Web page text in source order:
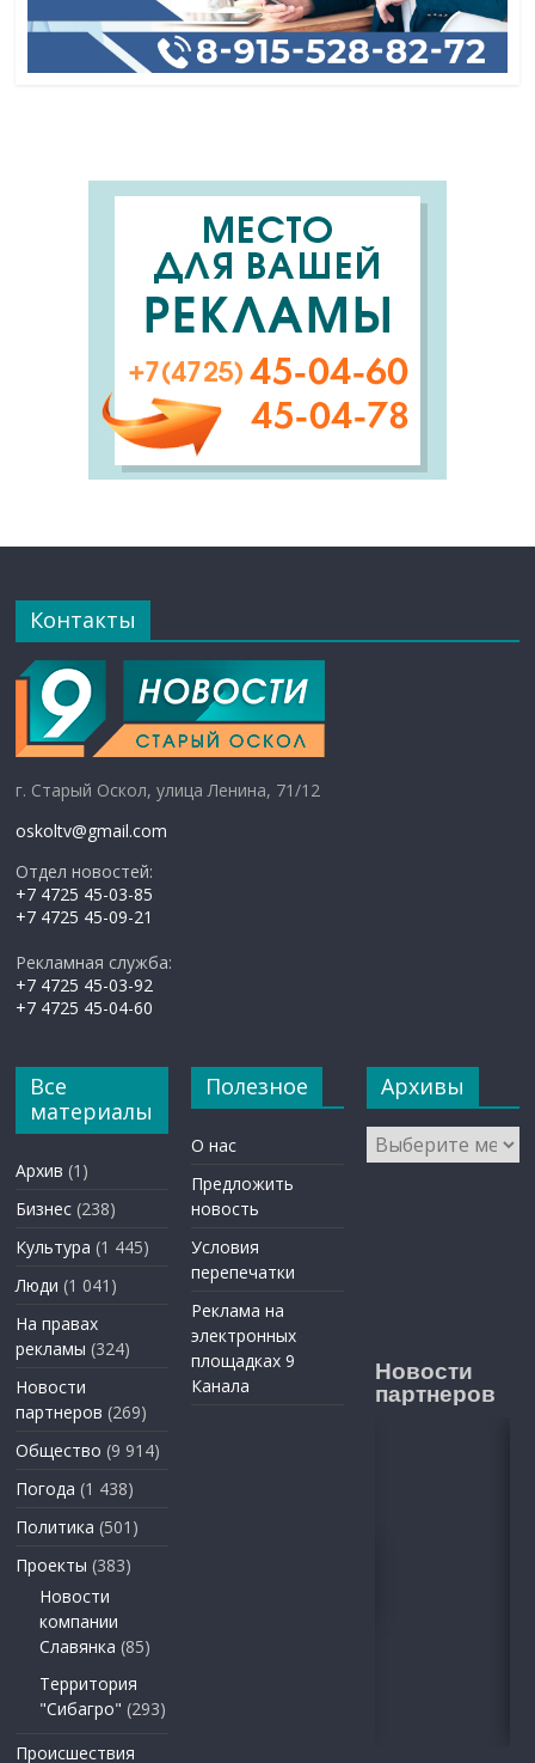
Контакты
г. Старый Оскол, улица Ленина, 71/12
oskoltv@gmail.com
Отдел новостей:
+7 4725 45-03-85
+7 4725 45-09-21
Рекламная служба:
+7 4725 45-03-92
+7 4725 45-04-60
Все
материалы
Архив (1)
Бизнес (238)
Культура (1 445)
Люди (1 041)
На правах
рекламы (324)
Новости
партнеров (269)
Общество (9 914)
Погода (1 438)
Политика (501)
Проекты (383)
Новости
компании
Славянка (85)
Территория
"Сибагро" (293)
Происшествия
Полезное
О нас
Предложить
новость
Условия
перепечатки
Реклама на
электронных
площадках 9
Канала
Архивы
Архивы
Новости
партнеров